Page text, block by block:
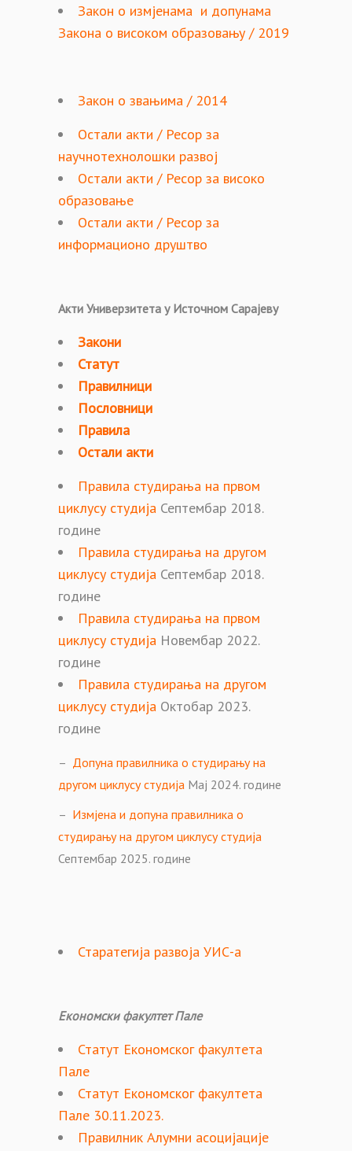
Закон о измјенама и допунама
Закона о високом образовању / 2019
Закон о звањима / 2014
Остали акти / Ресор за
научнотехнолошки развој
Остали акти / Ресор за високо
образовање
Остали акти / Ресор за
информационо друштво​
Акти Универзитета у Источном Сарајеву
Закони
Статут
Правилници
Пословници
Правила
Остали акти
Правила студирања на првом
циклусу студија Септембар 2018.
године
Правила студирања на другом
циклусу студија Септембар 2018.
године
Правила студирања на првом
циклусу студија Новембар 2022.
године
Правила студирања на другом
циклусу студија Октобар 2023.
године
– Допуна правилника о студирању на
другом циклусу студија Мај 2024. године
– Измјена и допуна правилника о
студирању на другом циклусу студија
Септембар 2025. године
Старатегија развоја УИС-а
Економски факултет Пале
Статут Економског факултета
Пале
Статут Економског факултета
Пале 30.11.2023.
Правилник Алумни асоцијације